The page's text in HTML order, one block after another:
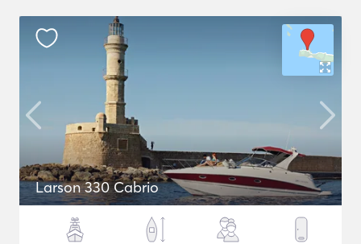
Larson 330 Cabrio